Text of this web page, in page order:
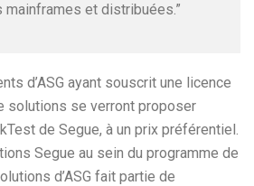
mainframes et distribuées.”
d’ASG ayant souscrit une licence
solutions se verront proposer
de Segue, à un prix préférentiel.
Segue au sein du programme de
d’ASG fait partie de